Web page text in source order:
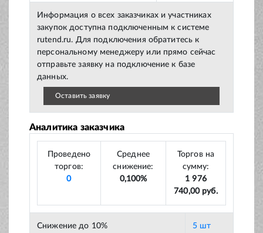
Информация о всех заказчиках и участниках
закупок доступна подключенным к системе
rutend.ru. Для подключения обратитесь к
персональному менеджеру или прямо сейчас
отправьте заявку на подключение к базе
данных.
Оставить заявку
Аналитика заказчика
Проведено
торгов:
0
Среднее
снижение:
0,100%
Торгов на
сумму:
1 976
740,00 руб.
Снижение до 10% 5 шт